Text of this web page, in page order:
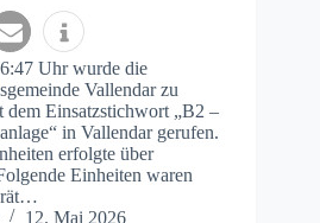
Uhr wurde die
Vallendar zu
Einsatzstichwort „B2 –
in Vallendar gerufen.
erfolgte über
Einheiten waren
12. Mai 2026